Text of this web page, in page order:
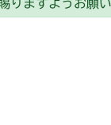
ション FIG8 アクス
HCS
りますようお願